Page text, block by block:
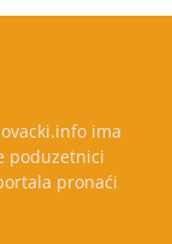
ima
poduzetnici
pronaći